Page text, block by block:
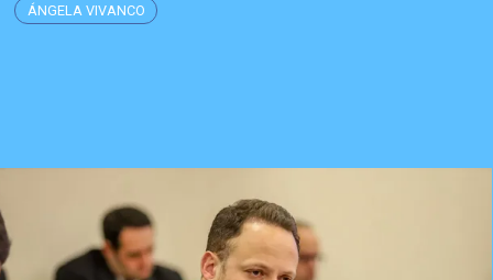
ÁNGELA VIVANCO